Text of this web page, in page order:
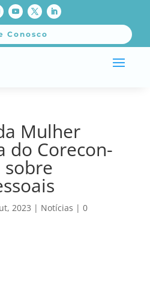
Conosco
Mulher
do Corecon-
sobre
2023 | Notícias | 0